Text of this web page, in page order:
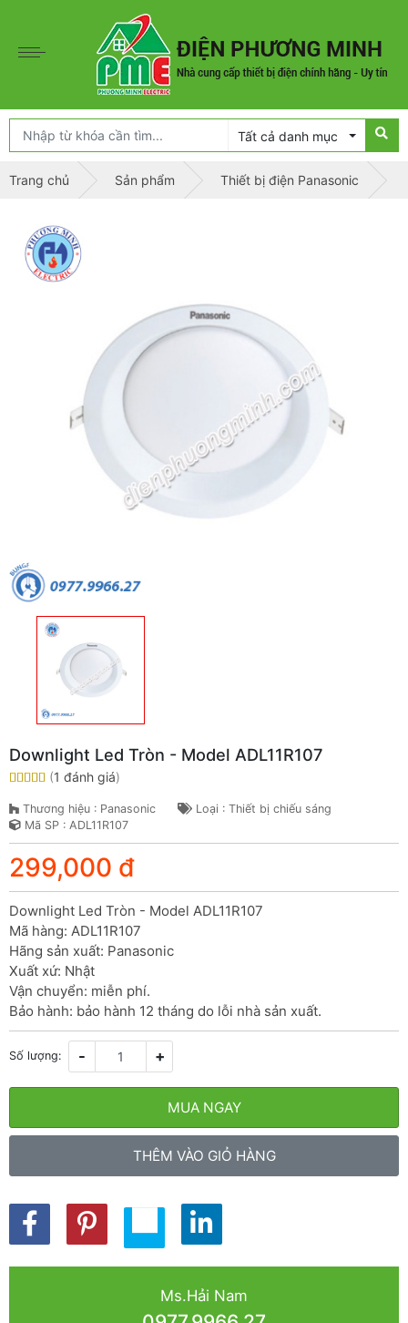
Tất cả danh mục
Trang chủ Sản phẩm Thiết bị điện Panasonic
Downlight Led Tròn - Model ADL11R107
(1 đánh giá)
Thương hiệu : Panasonic
Loại : Thiết bị chiếu sáng
Mã SP : ADL11R107
299,000 đ
Downlight Led Tròn - Model ADL11R107
Mã hàng: ADL11R107
Hãng sản xuất: Panasonic
Xuất xứ: Nhật
Vận chuyển: miễn phí.
Bảo hành: bảo hành 12 tháng do lỗi nhà sản xuất.
Số lượng: - +
MUA NGAY
THÊM VÀO GIỎ HÀNG
Ms.Hải Nam